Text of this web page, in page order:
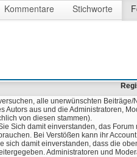
Kommentare Stichworte
alle unerwünschten
Autors aus und die Administratoren,
von diesen stammen).
Sich damit einverstanden, das
Bei Verstößen kann ihr
sich damit einverstanden, dass die
Administratoren und